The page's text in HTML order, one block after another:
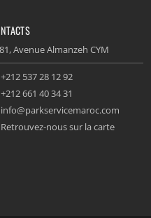
Avenue Almanzeh CYM
+212 537 28 12 92
+212 661 40 34 31
info@parkservicemaroc.com
Retrouvez-nous sur la carte